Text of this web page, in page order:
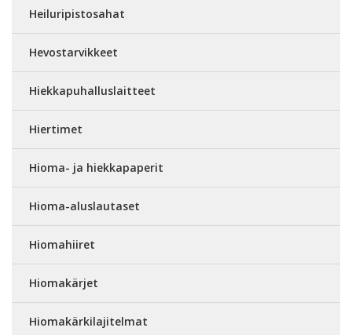
Heiluripistosahat
Hevostarvikkeet
Hiekkapuhalluslaitteet
Hiertimet
Hioma- ja hiekkapaperit
Hioma-aluslautaset
Hiomahiiret
Hiomakärjet
Hiomakärkilajitelmat